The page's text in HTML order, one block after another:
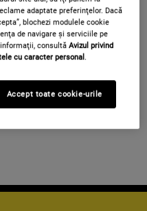
în care
personal, te
noastră privind
adaptate preferinţelor. Dacă
blochezi modulele cookie
de navigare și serviciile pe
consultăAvizul privind
cu caracter personal.
Accept toate cookie-urile